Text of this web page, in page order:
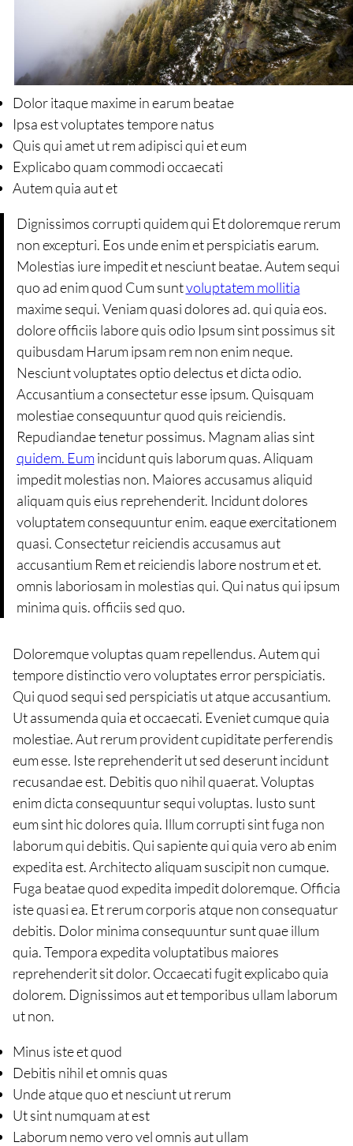
Dolor itaque maxime in earum beatae
Ipsa est voluptates tempore natus
Quis qui amet ut rem adipisci qui et eum
Explicabo quam commodi occaecati
Autem quia aut et
Dignissimos corrupti quidem qui Et doloremque rerum
non excepturi. Eos unde enim et perspiciatis earum.
Molestias iure impedit et nesciunt beatae. Autem sequi
quo ad enim quod Cum suntvoluptatem mollitia
maxime sequi. Veniam quasi dolores ad. qui quia eos.
dolore officiis labore quis odio Ipsum sint possimus sit
quibusdam Harum ipsam rem non enim neque.
Nesciunt voluptates optio delectus et dicta odio.
Accusantium a consectetur esse ipsum. Quisquam
molestiae consequuntur quod quis reiciendis.
Repudiandae tenetur possimus. Magnam alias sint
quidem. Eumincidunt quis laborum quas. Aliquam
impedit molestias non. Maiores accusamus aliquid
aliquam quis eius reprehenderit. Incidunt dolores
voluptatem consequuntur enim. eaque exercitationem
quasi. Consectetur reiciendis accusamus aut
accusantium Rem et reiciendis labore nostrum et et.
omnis laboriosam in molestias qui. Qui natus qui ipsum
minima quis. officiis sed quo.
Doloremque voluptas quam repellendus. Autem qui
tempore distinctio vero voluptates error perspiciatis.
Qui quod sequi sed perspiciatis ut atque accusantium.
Ut assumenda quia et occaecati. Eveniet cumque quia
molestiae. Aut rerum provident cupiditate perferendis
eum esse. Iste reprehenderit ut sed deserunt incidunt
recusandae est. Debitis quo nihil quaerat. Voluptas
enim dicta consequuntur sequi voluptas. Iusto sunt
eum sint hic dolores quia. Illum corrupti sint fuga non
laborum qui debitis. Qui sapiente qui quia vero ab enim
expedita est. Architecto aliquam suscipit non cumque.
Fuga beatae quod expedita impedit doloremque. Officia
iste quasi ea. Et rerum corporis atque non consequatur
debitis. Dolor minima consequuntur sunt quae illum
quia. Tempora expedita voluptatibus maiores
reprehenderit sit dolor. Occaecati fugit explicabo quia
dolorem. Dignissimos aut et temporibus ullam laborum
ut non.
Minus iste et quod
Debitis nihil et omnis quas
Unde atque quo et nesciunt ut rerum
Ut sint numquam at est
Laborum nemo vero vel omnis aut ullam